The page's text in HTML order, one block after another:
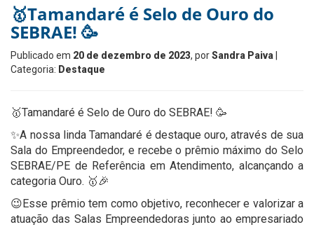
🥇Tamandaré é Selo de Ouro do
SEBRAE! 🥳
Publicado em 20 de dezembro de 2023, porSandra Paiva
Categoria: Destaque
🥇Tamandaré é Selo de Ouro do SEBRAE! 🥳
✨A nossa linda Tamandaré é destaque ouro, através de sua
Sala do Empreendedor, e recebe o prêmio máximo do Selo
SEBRAE/PE de Referência em Atendimento, alcançando a
categoria Ouro. 🥇🎉
😉Esse prêmio tem como objetivo, reconhecer e valorizar a
atuação das Salas Empreendedoras junto ao empresariado